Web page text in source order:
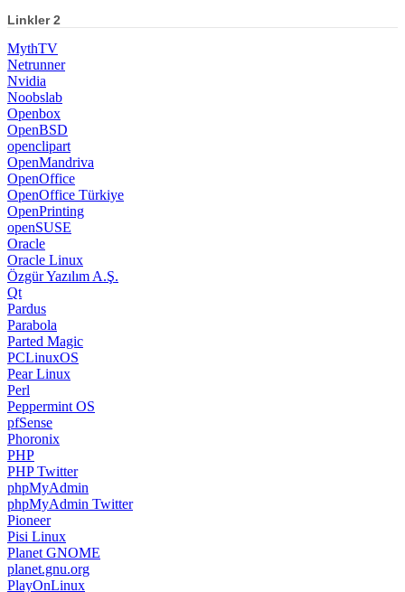
Linkler 2
MythTV
Netrunner
Nvidia
Noobslab
Openbox
OpenBSD
openclipart
OpenMandriva
OpenOffice
OpenOffice Türkiye
OpenPrinting
openSUSE
Oracle
Oracle Linux
Özgür Yazılım A.Ş.
Qt
Pardus
Parabola
Parted Magic
PCLinuxOS
Pear Linux
Perl
Peppermint OS
pfSense
Phoronix
PHP
PHP Twitter
phpMyAdmin
phpMyAdmin Twitter
Pioneer
Pisi Linux
Planet GNOME
planet.gnu.org
PlayOnLinux